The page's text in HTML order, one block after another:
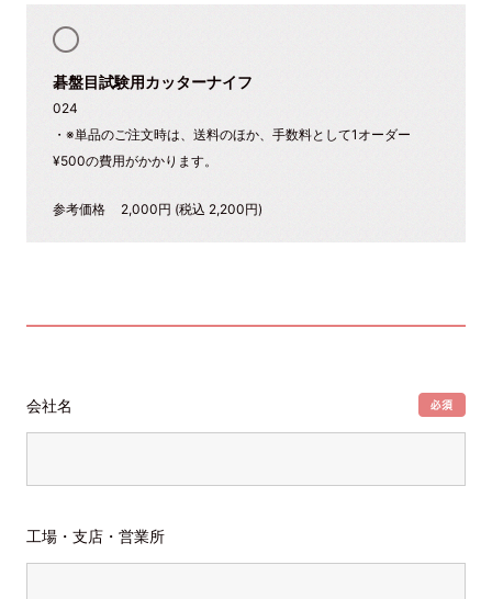
碁盤目試験用カッターナイフ
024
・※単品のご注文時は、送料のほか、手数料として1オーダー
¥500の費用がかかります。
参考価格 2,000円 (税込 2,200円)
会社名
工場・支店・営業所